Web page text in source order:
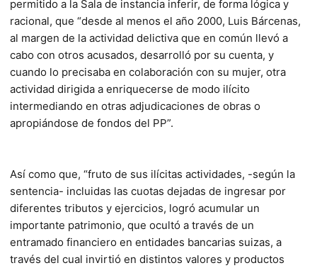
permitido a la Sala de instancia inferir, de forma lógica y
racional, que “desde al menos el año 2000, Luis Bárcenas,
al margen de la actividad delictiva que en común llevó a
cabo con otros acusados, desarrolló por su cuenta, y
cuando lo precisaba en colaboración con su mujer, otra
actividad dirigida a enriquecerse de modo ilícito
intermediando en otras adjudicaciones de obras o
apropiándose de fondos del PP”.
Así como que, “fruto de sus ilícitas actividades, -según la
sentencia- incluidas las cuotas dejadas de ingresar por
diferentes tributos y ejercicios, logró acumular un
importante patrimonio, que ocultó a través de un
entramado financiero en entidades bancarias suizas, a
través del cual invirtió en distintos valores y productos